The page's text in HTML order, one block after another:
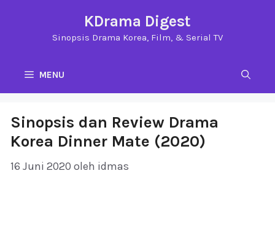
KDrama Digest
Sinopsis Drama Korea, Film, & Serial TV
MENU
Sinopsis dan Review Drama
Korea Dinner Mate (2020)
16 Juni 2020 oleh idmas